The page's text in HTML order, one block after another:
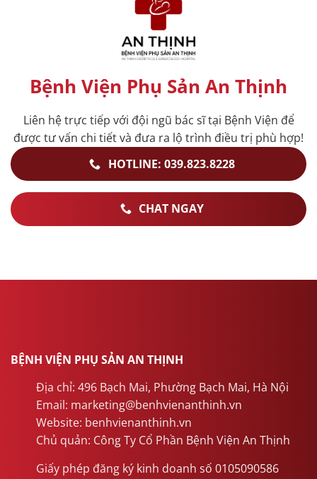
Bệnh Viện Phụ Sản An Thịnh
Liên hệ trực tiếp với đội ngũ bác sĩ tại Bệnh Viện để
được tư vấn chi tiết và đưa ra lộ trình điều trị phù hợp!
HOTLINE: 039.823.8228
CHAT NGAY
BỆNH VIỆN PHỤ SẢN AN THỊNH
Địa chỉ: 496 Bạch Mai, Phường Bạch Mai, Hà Nội
Email: marketing@benhvienanthinh.vn
Website: benhvienanthinh.vn
Chủ quản: Công Ty Cổ Phần Bệnh Viện An Thịnh
Giấy phép đăng ký kinh doanh số 0105090586